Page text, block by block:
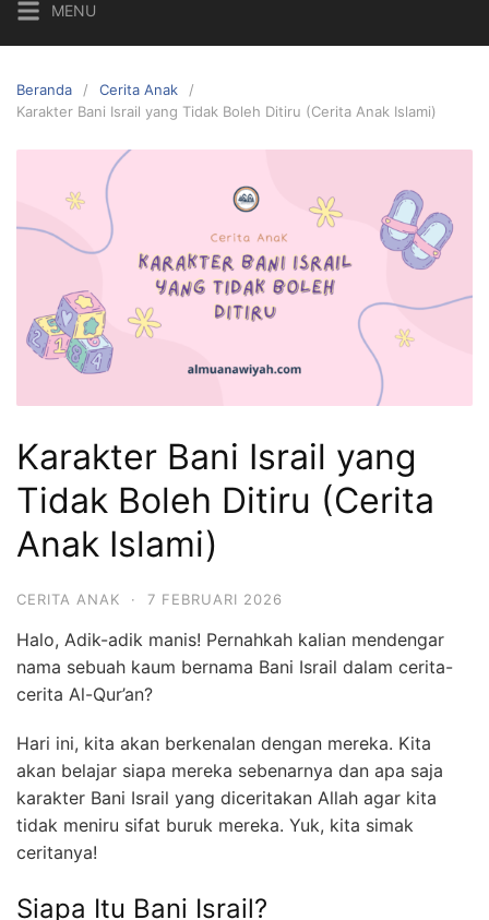
MENU
Beranda
Cerita Anak
Karakter Bani Israil yang Tidak Boleh Ditiru (Cerita Anak Islami)
Karakter Bani Israil yang
Tidak Boleh Ditiru (Cerita
Anak Islami)
CERITA ANAK · 7 FEBRUARI 2026
Halo, Adik-adik manis! Pernahkah kalian mendengar
nama sebuah kaum bernama Bani Israil dalam cerita-
cerita Al-Qur’an?
Hari ini, kita akan berkenalan dengan mereka. Kita
akan belajar siapa mereka sebenarnya dan apa saja
karakter Bani Israil yang diceritakan Allah agar kita
tidak meniru sifat buruk mereka. Yuk, kita simak
ceritanya!
Siapa Itu Bani Israil?